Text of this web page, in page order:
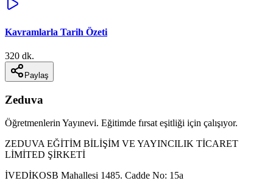
Kavramlarla Tarih Özeti
320 dk.
Paylaş
Zeduva
Öğretmenlerin Yayınevi. Eğitimde fırsat eşitliği için çalışıyor.
ZEDUVA EĞİTİM BİLİŞİM VE YAYINCILIK TİCARET
LİMİTED ŞİRKETİ
İVEDİKOSB Mahallesi 1485. Cadde No: 15a